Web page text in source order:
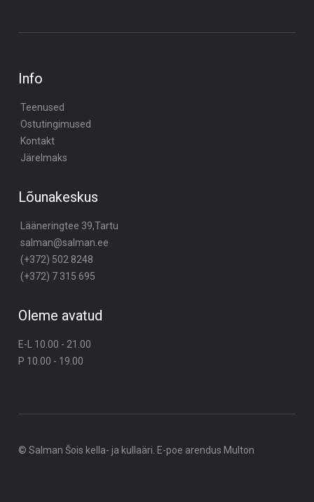
Info
Teenused
Ostutingimused
Kontakt
Järelmaks
Lõunakeskus
Lääneringtee 39,Tartu
salman@salman.ee
(+372) 502 8248
(+372) 7 315 695
Oleme avatud
E-L 10.00 - 21.00
P 10.00 - 19.00
© Salman Šois kella- ja kullaäri. E-poe arendus Multon